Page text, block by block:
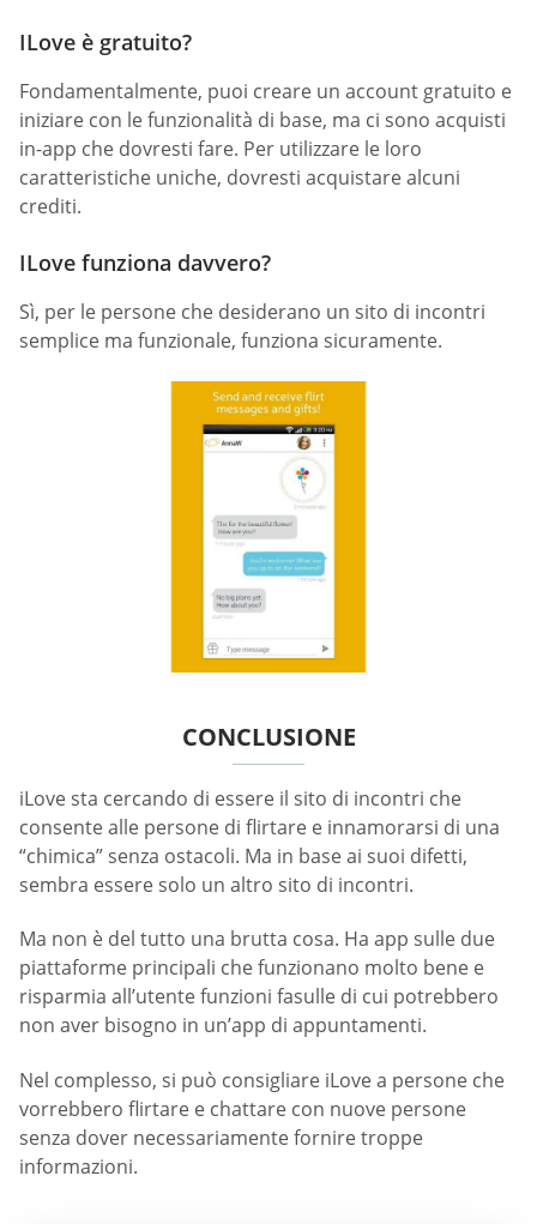
ILove è gratuito?
Fondamentalmente, puoi creare un account gratuito e
iniziare con le funzionalità di base, ma ci sono acquisti
in-app che dovresti fare. Per utilizzare le loro
caratteristiche uniche, dovresti acquistare alcuni
crediti.
ILove funziona davvero?
Sì, per le persone che desiderano un sito di incontri
semplice ma funzionale, funziona sicuramente.
CONCLUSIONE
iLove sta cercando di essere il sito di incontri che
consente alle persone di flirtare e innamorarsi di una
“chimica” senza ostacoli. Ma in base ai suoi difetti,
sembra essere solo un altro sito di incontri.
Ma non è del tutto una brutta cosa. Ha app sulle due
piattaforme principali che funzionano molto bene e
risparmia all’utente funzioni fasulle di cui potrebbero
non aver bisogno in un’app di appuntamenti.
Nel complesso, si può consigliare iLove a persone che
vorrebbero flirtare e chattare con nuove persone
senza dover necessariamente fornire troppe
informazioni.